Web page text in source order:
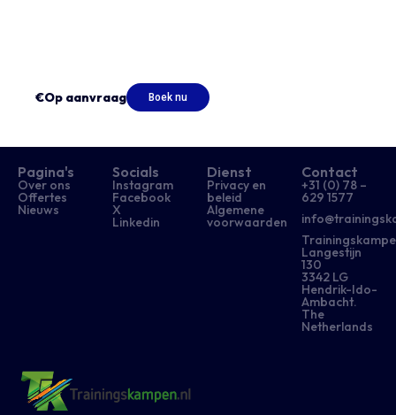
€Op aanvraag Boek nu
Pagina's
Over ons
Offertes
Nieuws
Socials
Instagram
Facebook
X
Linkedin
Dienst
Privacy en
beleid
Algemene
voorwaarden
Contact
+31 (0) 78 –
629 1577​
Langestijn
130
3342 LG
Hendrik-Ido-
Ambacht.
The
Netherlands